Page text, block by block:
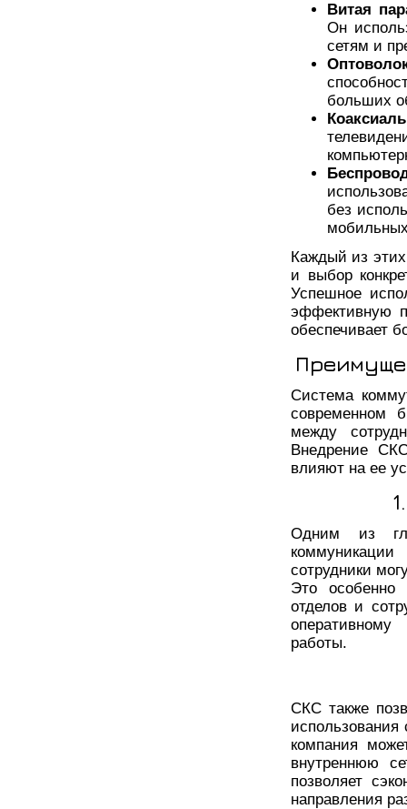
Витая
Он
сетям и
больших
без
Каждый из
и выбор
Успешное
эффективную
обеспечивает
Система
современном
между
Внедрение
влияют на ее
Одним из
сотрудники
Это
отделов и
работы.
СКС также
компания
внутреннюю
позволяет
направления